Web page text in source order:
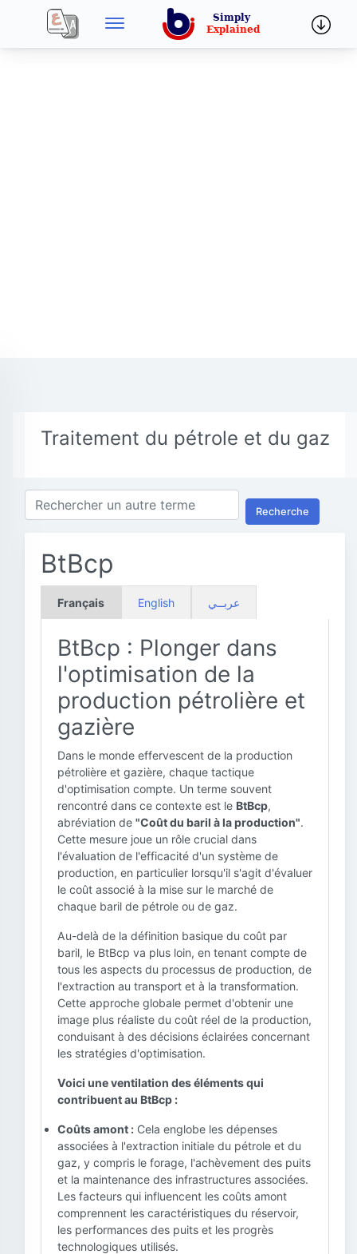
Traitement du pétrole et du gaz
Recherche
BtBcp
Français English عربــي
BtBcp : Plonger dans
l'optimisation de la
production pétrolière et
gazière
Dans le monde effervescent de la production
pétrolière et gazière, chaque tactique
d'optimisation compte. Un terme souvent
rencontré dans ce contexte est le BtBcp,
abréviation de "Coût du baril à la production".
Cette mesure joue un rôle crucial dans
l'évaluation de l'efficacité d'un système de
production, en particulier lorsqu'il s'agit d'évaluer
le coût associé à la mise sur le marché de
chaque baril de pétrole ou de gaz.
Au-delà de la définition basique du coût par
baril, le BtBcp va plus loin, en tenant compte de
tous les aspects du processus de production, de
l'extraction au transport et à la transformation.
Cette approche globale permet d'obtenir une
image plus réaliste du coût réel de la production,
conduisant à des décisions éclairées concernant
les stratégies d'optimisation.
Voici une ventilation des éléments qui
contribuent au BtBcp :
Coûts amont : Cela englobe les dépenses
associées à l'extraction initiale du pétrole et du
gaz, y compris le forage, l'achèvement des puits
et la maintenance des infrastructures associées.
Les facteurs qui influencent les coûts amont
comprennent les caractéristiques du réservoir,
les performances des puits et les progrès
technologiques utilisés.